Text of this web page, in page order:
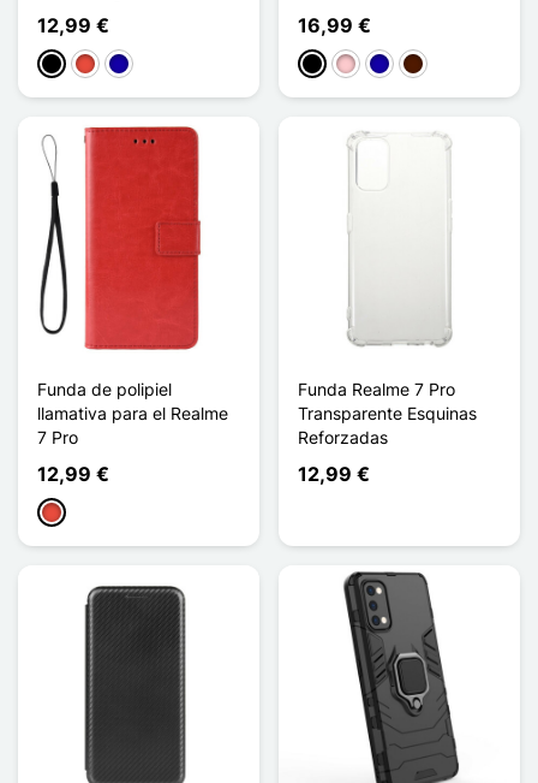
12,99 €
NegroRojoAzul oscuro
16,99 €
NegroRosaAzul oscuro
Marrón oscuro
Funda de polipiel
llamativa para el Realme
7 Pro
12,99 €
Rojo
Funda Realme 7 Pro
Transparente Esquinas
Reforzadas
12,99 €